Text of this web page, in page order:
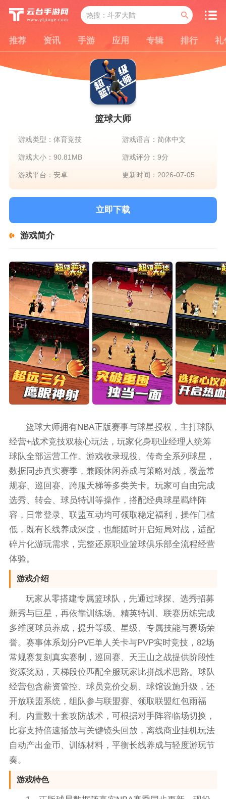
推荐 资讯 手游 应用 专辑 排行 礼
篮球大师
游戏类型：体育竞技 游戏语言：简体中文
游戏大小：90.81MB 游戏评分：9分
游戏平台：安卓 更新时间：2026-07-05
立即下载
游戏简介
篮球大师拥有NBA正版赛事与球星授权，主打球队
经营+战术竞技双核心玩法，玩家化身职业经理人统筹
球队全部运营工作。游戏收录现役、传奇全系列球星，
数据同步真实赛季，兼顾休闲养成与策略对战，覆盖常
规赛、巡回赛、跨服天梯等多类关卡。玩家可自由完成
选秀、转会、球员特训等操作，搭配经典球星羁绊阵
容，日常登录、联盟互动均可领取稳定福利，操作门槛
低，既有长线养成深度，也能随时开启短局对战，适配
碎片化游玩需求，完整还原职业篮球俱乐部全流程经营
体验。
游戏介绍
玩家从零搭建专属篮球队，先通过球探、选秀招募
新秀与巨星，再依靠训练场、精英特训、联赛历练完成
多维度球员养成，提升等级、星级、专属技能与赛场荣
誉。赛事体系划分PVE单人关卡与PVP实时竞技，82场
常规赛复刻真实赛制，巡回赛、天王山之战提供阶段性
资源奖励，天梯段位匹配全服玩家比拼战术思路。球队
经营包含薪资管控、球员竞价交易、球馆设施升级，还
开放联盟系统，组队参与联盟赛、领取联盟红包雨福
利。内置数十套攻防战术，可根据对手阵容临场切换，
比赛支持倍速播放与关键镜头回放，离线商业挂机玩法
自动产出金币、训练材料，平衡长线养成与轻度游玩节
奏。
游戏特色